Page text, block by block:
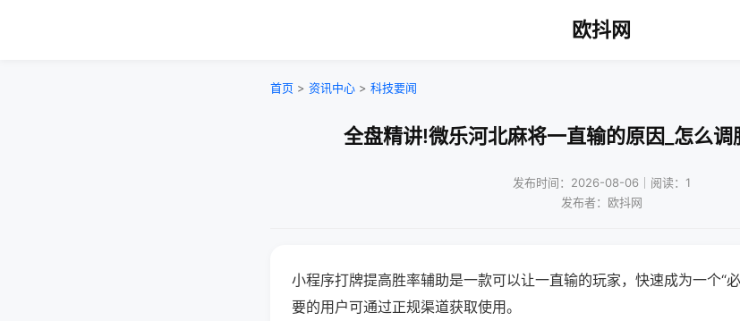
欧抖网
首页 > 资讯中心 > 科技要闻
全盘精讲!微乐河北麻将一直输的原因_怎么调
发布时间：2026-08-06｜阅读：1
发布者：欧抖网
小程序打牌提高胜率辅助是一款可以让一直输的玩家，快速成为一个“
要的用户可通过正规渠道获取使用。